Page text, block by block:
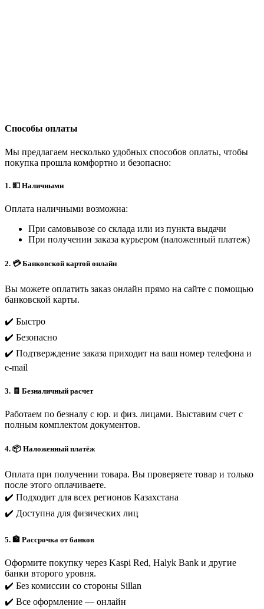
Способы оплаты
Мы предлагаем несколько удобных способов оплаты, чтобы
покупка прошла комфортно и безопасно:
1. 💵 Наличными
Оплата наличными возможна:
При самовывозе со склада или из пункта выдачи
При получении заказа курьером (наложенный платеж)
2. 💳 Банковской картой онлайн
Вы можете оплатить заказ онлайн прямо на сайте с помощью
банковской карты.
✔️ Быстро
✔️ Безопасно
✔️ Подтверждение заказа приходит на ваш номер телефона и
e-mail
3. 🧾 Безналичный расчет
Работаем по безналу с юр. и физ. лицами. Выставим счет с
полным комплектом документов.
4. 📦 Наложенный платёж
Оплата при получении товара. Вы проверяете товар и только
после этого оплачиваете.
✔️ Подходит для всех регионов Казахстана
✔️ Доступна для физических лиц
5. 🏦 Рассрочка от банков
Оформите покупку через Kaspi Red, Halyk Bank и другие
банки второго уровня.
✔️ Без комиссии со стороны Sillan
✔️ Все оформление — онлайн